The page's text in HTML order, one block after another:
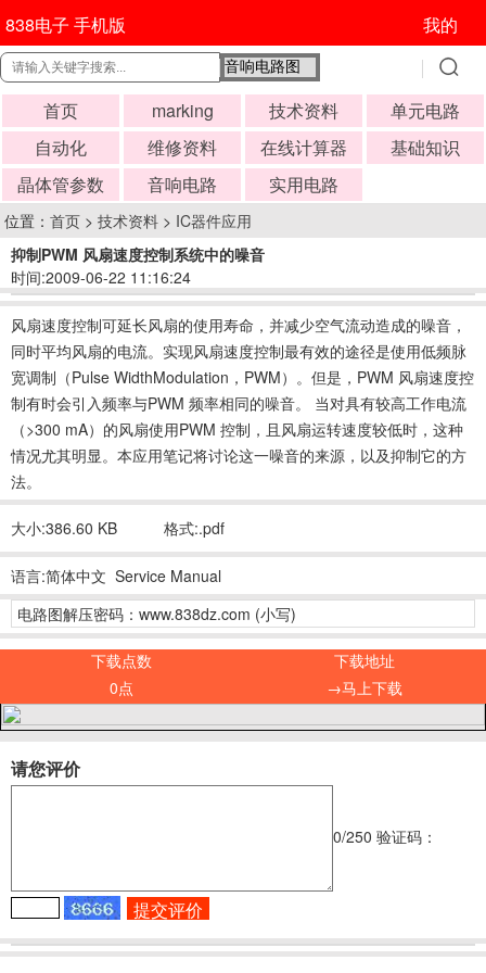
838电子 手机版 我的
首页 marking 技术资料
单元电路
自动化
维修资料 在线计算器
基础知识
晶体管参数
音响电路 实用电路
位置： 首页 > 技术资料 > IC器件应用
抑制PWM 风扇速度控制系统中的噪音
时间:2009-06-22 11:16:24
风扇速度控制可延长风扇的使用寿命，并减少空气流动造成的噪音，
同时平均风扇的电流。实现风扇速度控制最有效的途径是使用低频脉
宽调制（Pulse WidthModulation，PWM）。但是，PWM 风扇速度控
制有时会引入频率与PWM 频率相同的噪音。 当对具有较高工作电流
（>300 mA）的风扇使用PWM 控制，且风扇运转速度较低时，这种
情况尤其明显。本应用笔记将讨论这一噪音的来源，以及抑制它的方
法。
大小:386.60 KB 格式:.pdf
语言:简体中文 Service Manual
电路图解压密码：www.838dz.com (小写)
下载点数
下载地址
0点
→马上下载
请您评价
0/250 验证码：